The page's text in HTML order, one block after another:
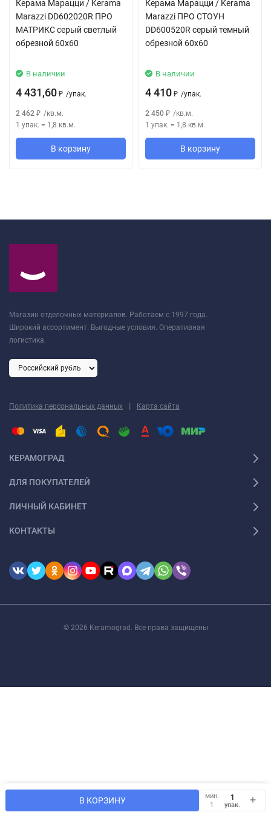
В КОРЗИНУ
мин.
1
упак.
Керама Марацци / Kerama
Marazzi DD602020R ПРО
МАТРИКС серый светлый
обрезной 60x60
В наличии
4 431,60 ₽ /упак.
2 462 ₽ /кв.м.
1 упак. = 1,8 кв.м.
В корзину
Керама Марацци / Kerama
Marazzi ПРО СТОУН
DD600520R серый темный
обрезной 60x60
В наличии
4 410 ₽ /упак.
2 450 ₽ /кв.м.
1 упак. = 1,8 кв.м.
В корзину
Магазин отделочных материалов. Работаем с 1997 года.
Широкий ассортимент. Выгодные условия. Оперативная
логистика.
Политика персональных данных | Карта сайта
КЕРАМОГРАД
ДЛЯ ПОКУПАТЕЛЕЙ
ЛИЧНЫЙ КАБИНЕТ
КОНТАКТЫ
© 2026 Keramograd. Все права защищены
Мы используем файлы cookie, чтобы сайт был лучше для
OK